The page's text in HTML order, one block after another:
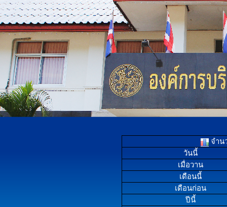
จำน
วันนี้
เมื่อวาน
เดือนนี้
เดือนก่อน
ปีนี้